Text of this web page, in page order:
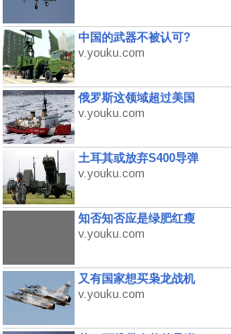
中国的武器不被认可?
v.youku.com
俄罗斯这领域超过美国
v.youku.com
土耳其或放弃S400导弹
v.youku.com
知否知否应是绿肥红瘦
v.youku.com
又有国家想买枭龙战机
v.youku.com